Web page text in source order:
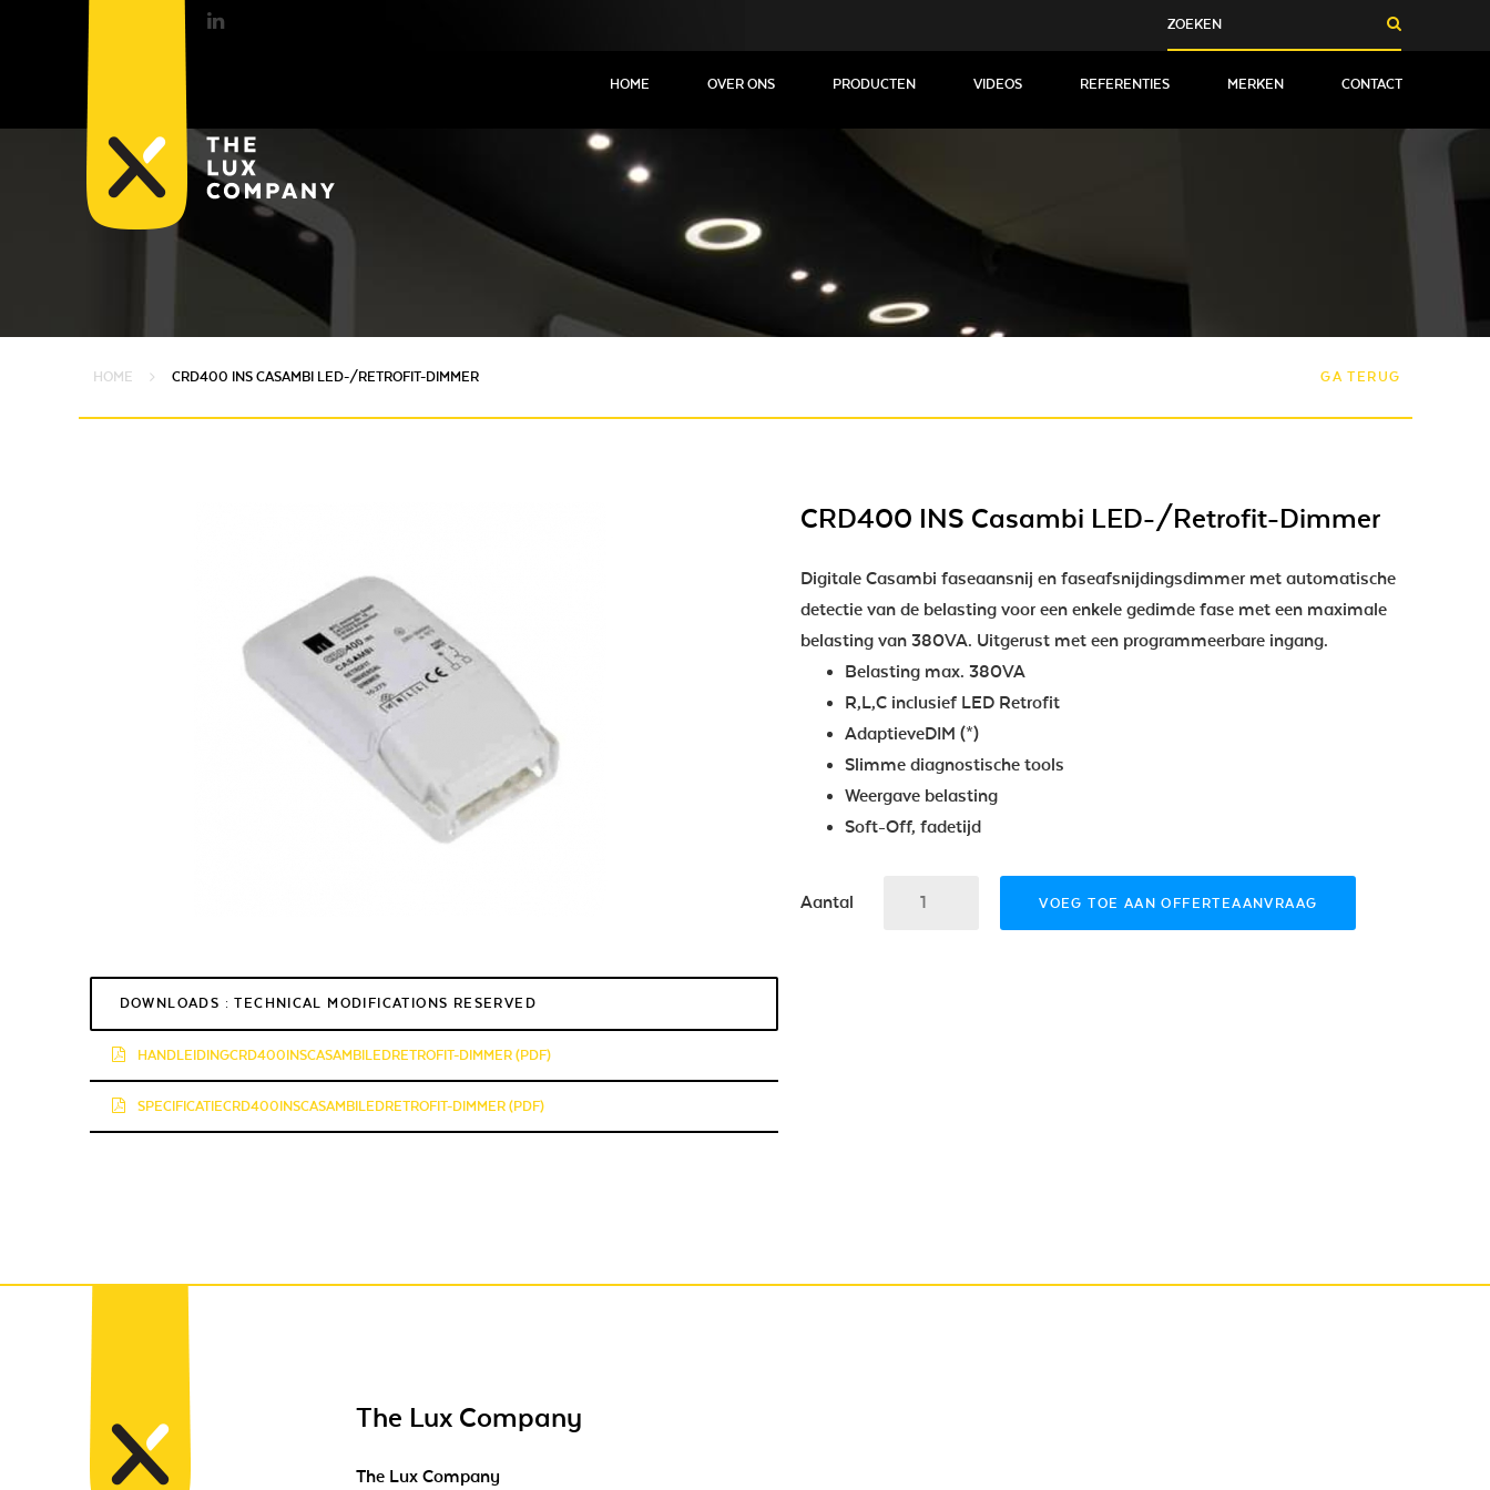
HOME OVER ONS PRODUCTEN VIDEOS REFERENTIES MERKEN CONTACT
HOME CRD400 INS CASAMBI LED-/RETROFIT-DIMMER GA TERUG
DOWNLOADS : TECHNICAL MODIFICATIONS RESERVED
HANDLEIDINGCRD400INSCASAMBILEDRETROFIT-DIMMER (PDF)
SPECIFICATIECRD400INSCASAMBILEDRETROFIT-DIMMER (PDF)
CRD400 INS Casambi LED-/Retrofit-Dimmer
Digitale Casambi faseaansnij en faseafsnijdingsdimmer met automatische
detectie van de belasting voor een enkele gedimde fase met een maximale
belasting van 380VA. Uitgerust met een programmeerbare ingang.
Belasting max. 380VA
R,L,C inclusief LED Retrofit
AdaptieveDIM (*)
Slimme diagnostische tools
Weergave belasting
Soft-Off, fadetijd
Aantal VOEG TOE AAN OFFERTEAANVRAAG
The Lux Company
The Lux Company